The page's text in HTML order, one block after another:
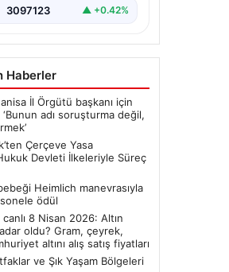
3097123 ▲ +0.42%
Haberler
İl Örgütü başkanı için
‘Bunun adı soruşturma değil,
Çerçeve Yasa
Devleti İlkeleriyle Süreç
Heimlich manevrasıyla
ödül
canlı 8 Nisan 2026: Altın
oldu? Gram, çeyrek,
altını alış satış fiyatları
ve Şık Yaşam Bölgeleri